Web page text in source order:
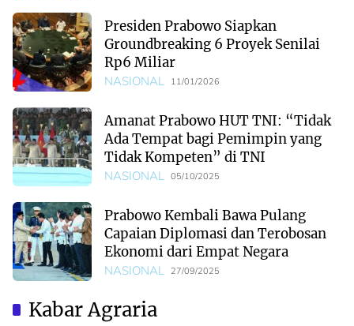
Presiden Prabowo Siapkan
Groundbreaking 6 Proyek Senilai
Rp6 Miliar
NASIONAL 11/01/2026
Amanat Prabowo HUT TNI: “Tidak
Ada Tempat bagi Pemimpin yang
Tidak Kompeten” di TNI
NASIONAL 05/10/2025
Prabowo Kembali Bawa Pulang
Capaian Diplomasi dan Terobosan
Ekonomi dari Empat Negara
NASIONAL 27/09/2025
Kabar Agraria